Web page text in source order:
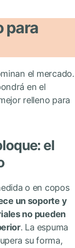
para
el mercado.
en el
relleno para
el
o en copos
un soporte y
no pueden
. La espuma
su forma,